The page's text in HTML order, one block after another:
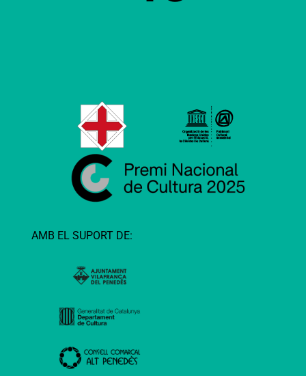
AMB EL SUPORT DE: